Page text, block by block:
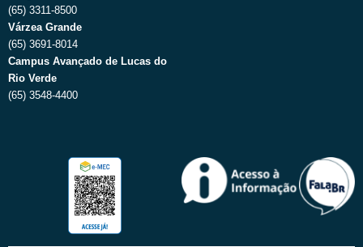
(65) 3311-8500
Várzea Grande
(65) 3691-8014
Campus Avançado de Lucas do
Rio Verde
(65) 3548-4400